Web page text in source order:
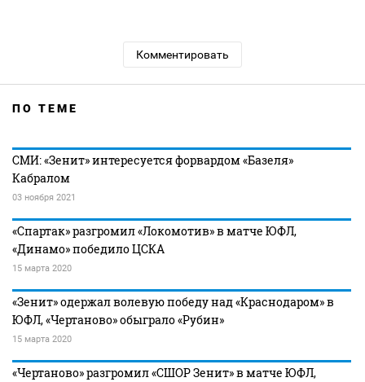
Комментировать
ПО ТЕМЕ
СМИ: «Зенит» интересуется форвардом «Базеля»
Кабралом
03 ноября 2021
«Спартак» разгромил «Локомотив» в матче ЮФЛ,
«Динамо» победило ЦСКА
15 марта 2020
«Зенит» одержал волевую победу над «Краснодаром» в
ЮФЛ, «Чертаново» обыграло «Рубин»
15 марта 2020
«Чертаново» разгромил «СШОР Зенит» в матче ЮФЛ,